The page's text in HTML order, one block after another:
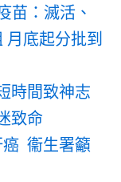
苗：滅活、
底起分批到
時間致神志
致命
癌 衞生署籲